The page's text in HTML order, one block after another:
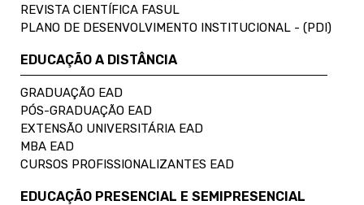
REVISTA CIENTÍFICA FASUL
PLANO DE DESENVOLVIMENTO INSTITUCIONAL - (PDI)
EDUCAÇÃO A DISTÂNCIA
GRADUAÇÃO EAD
PÓS-GRADUAÇÃO EAD
EXTENSÃO UNIVERSITÁRIA EAD
MBA EAD
CURSOS PROFISSIONALIZANTES EAD
EDUCAÇÃO PRESENCIAL E SEMIPRESENCIAL